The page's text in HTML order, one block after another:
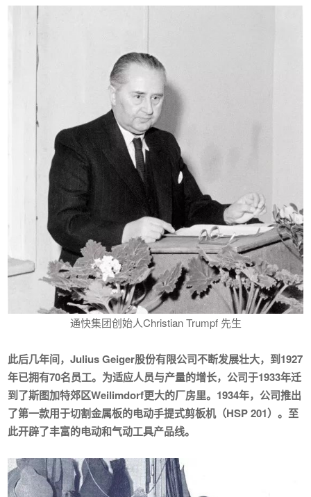
通快集团创始人Christian Trumpf 先生
此后几年间，Julius Geiger股份有限公司不断发展壮大，到1927
年已拥有70名员工。为适应人员与产量的增长，公司于1933年迁
到了斯图加特郊区Weilimdorf更大的厂房里。1934年，公司推出
了第一款用于切割金属板的电动手提式剪板机（HSP 201）。至
此开辟了丰富的电动和气动工具产品线。